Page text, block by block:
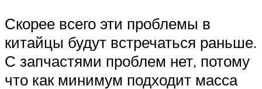
Скорее всего эти проблемы в
китайцы будут встречаться раньше.
С запчастями проблем нет, потому
что как минимум подходит масса